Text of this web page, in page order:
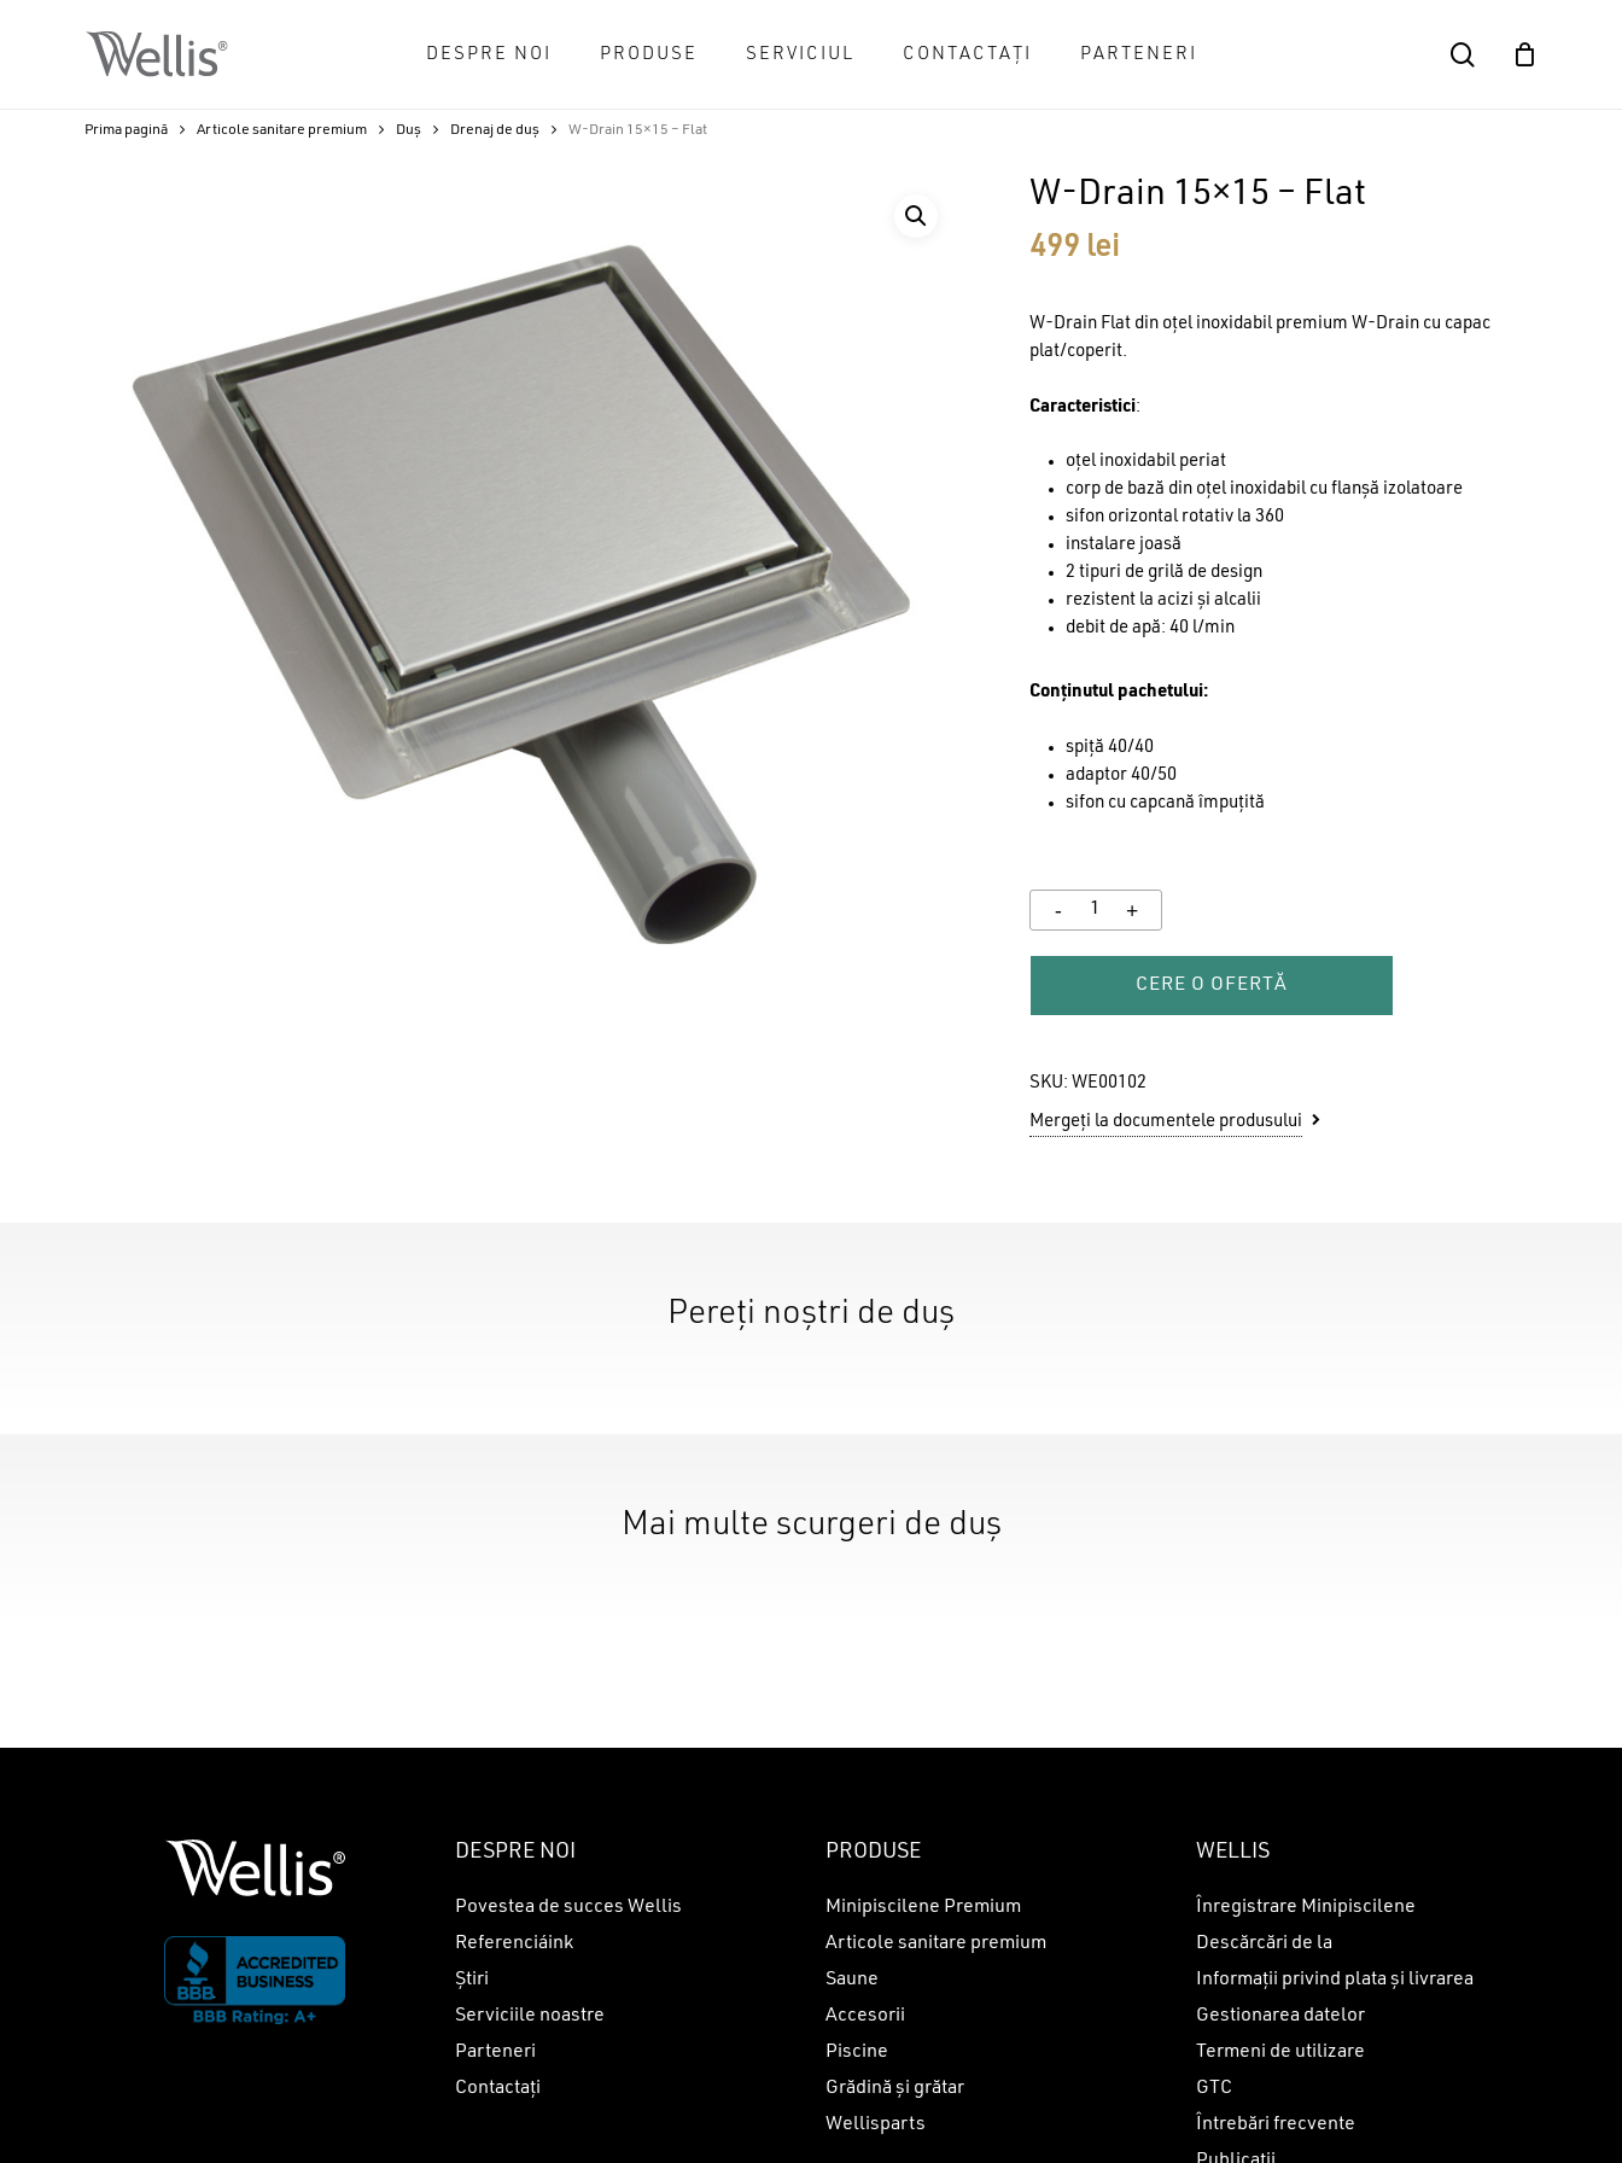
DESPRE NOI PRODUSE SERVICIUL CONTACTAȚI PARTENERI search
Cart
Prima pagină Articole sanitare premium Duș Drenaj de duș W-Drain 15×15 – Flat
W-Drain 15×15 – Flat
499 lei
W-Drain Flat din oțel inoxidabil premium W-Drain cu capac
plat/coperit.
Caracteristici:
oțel inoxidabil periat
corp de bază din oțel inoxidabil cu flanșă izolatoare
sifon orizontal rotativ la 360
instalare joasă
2 tipuri de grilă de design
rezistent la acizi și alcalii
debit de apă: 40 l/min
Conținutul pachetului:
spiță 40/40
adaptor 40/50
sifon cu capcană împuțită
CERE O OFERTĂ
SKU: WE00102
Mergeți la documentele produsului
Pereți noștri de duș
Mai multe scurgeri de duș
DESPRE NOI
Povestea de succes Wellis
Referenciáink
Știri
Serviciile noastre
Parteneri
Contactați
PRODUSE
Minipiscilene Premium
Articole sanitare premium
Saune
Accesorii
Piscine
Grădină și grătar
Wellisparts
WELLIS
Înregistrare Minipiscilene
Descărcări de la
Informații privind plata și livrarea
Gestionarea datelor
Termeni de utilizare
GTC
Întrebări frecvente